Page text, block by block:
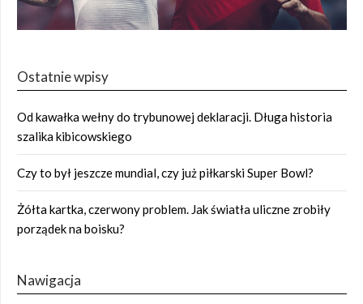
Ostatnie wpisy
Od kawałka wełny do trybunowej deklaracji. Długa historia
szalika kibicowskiego
Czy to był jeszcze mundial, czy już piłkarski Super Bowl?
Żółta kartka, czerwony problem. Jak światła uliczne zrobiły
porządek na boisku?
Nawigacja